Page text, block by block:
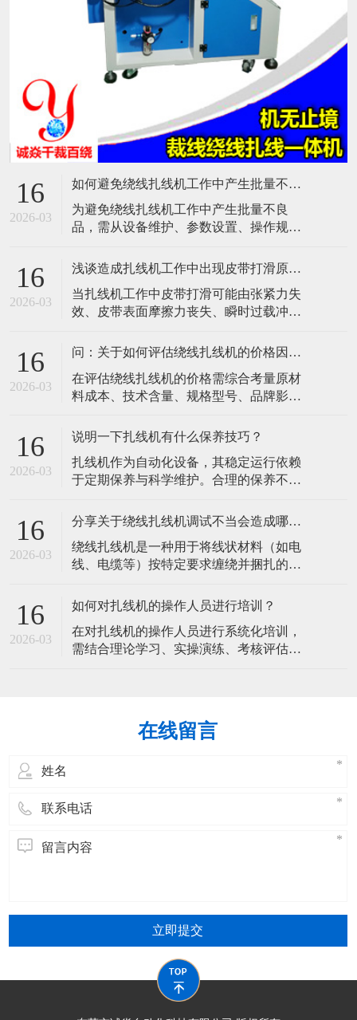
16
2026-03
如何避免绕线扎线机工作中产生批量不良品？
​为避免绕线扎线机工作中产生批量不良
品，需从设备维护、参数设置、操作规
方面综合管理。以下是具体措施：​一、设
备维护与保养定期检查与清洁：每日检查
气压表、润滑系统、电气连接等关键部
件，确保无松动或泄漏。每周清洁设备内
精密部件，防止
16
2026-03
浅谈造成扎线机工作中出现皮带打滑原因是什么？
​当扎线机工作中皮带打滑可能由张紧力失
效、皮带表面摩擦力丧失、瞬时过载冲
皮带轮对中不良等原因导致，以下是具体
检查张紧机构是否松动，按设备手册调整
至推荐值。若皮带因长期使用已永久性拉
带表面摩擦
16
2026-03
问：关于如何评估绕线扎线机的价格因素？
​在评估绕线扎线机的价格需综合考量原材
料成本、技术含量、规格型号、品牌影响
场定位八大核心因素，以下为具体分析：​
控制系统等的质量直接影响设备性能与寿
命。进口高品质元器件或特殊材料（如耐
致价格差
16
2026-03
说明一下扎线机有什么保养技巧？
​扎线机作为自动化设备，其稳定运行依赖
于定期保养与科学维护。合理的保养不仅
捆扎精度和生产效率。以下是扎线机保养
养及操作规范等方面：​一、日常清洁与基
础维护清洁机身与工作区域每日清理：使
尘、线屑、
16
2026-03
分享关于绕线扎线机调试不当会造成哪些影响？
​绕线扎线机是一种用于将线状材料（如电
线、电缆等）按特定要求缠绕并捆扎的自
车、新能源等行业。接下来，小编总结一
下关于绕线扎线机调试不当可能对设备性
能、生产效率、产品质量及安全等方面造
成多方面的影响，具体如下：​一、设备性
16
2026-03
如何对扎线机的操作人员进行培训？
​在对扎线机的操作人员进行系统化培训，
需结合理论学习、实操演练、考核评估和
目标设定核心能力熟练操作扎线机（启
动、调试、参数设置、停机）。掌握日常
在线留言
立即提交